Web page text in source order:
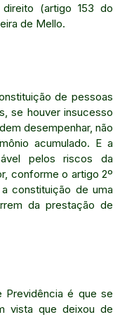
(artigo 153 do
de Mello.
de pessoas
se houver insucesso
desempenhar, não
acumulado. E a
pelos riscos da
conforme o artigo 2º
constituição de uma
da prestação de
Previdência é que se
vista que deixou de